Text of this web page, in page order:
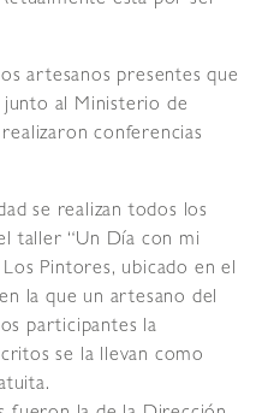
artesanos presentes que
al Ministerio de
conferencias
se realizan todos los
taller “Un Día con mi
Pintores, ubicado en el
la que un artesano del
participantes la
se la llevan como